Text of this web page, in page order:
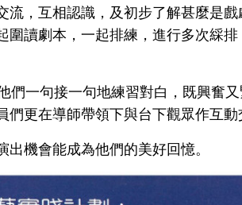
，互相認識，及初步了解甚麼是
讀劇本，一起排練，進行多次綵
一句接一句地練習對白，既興奮
更在導師帶領下與台下觀眾作互動
機會能成為他們的美好回憶。